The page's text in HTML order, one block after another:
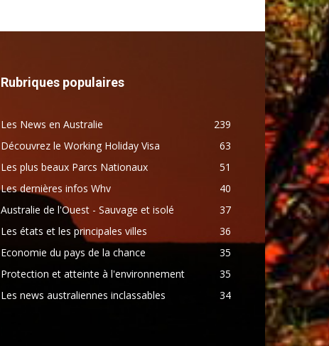
Rubriques populaires
Les News en Australie
239
Découvrez le Working Holiday Visa
63
Les plus beaux Parcs Nationaux
51
Les dernières infos Whv
40
Australie de l'Ouest - Sauvage et isolé
37
Les états et les principales villes
36
Economie du pays de la chance
35
Protection et atteinte à l'environnement
35
Les news australiennes inclassables
34